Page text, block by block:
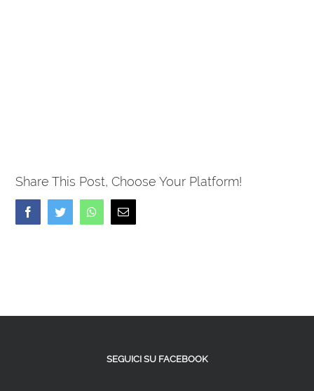
Share This Post, Choose Your Platform!
FacebookTwitter WhatsappEmail
SEGUICI SU FACEBOOK